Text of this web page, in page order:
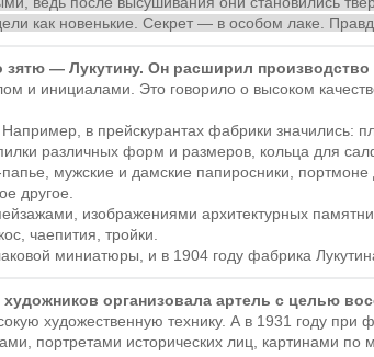
как новенькие. Секрет — в особом лаке.
зятю — Лукутину. Он расширил
и инициалами. Это говорило о высоком
в прейскурантах фабрики
различных форм и размеров, кольца для
мужские и дамские папиросники,
другое.
изображениями архитектурных
чаепития, тройки.
миниатюры, и в 1904 году фабрика
организовала артель с целью
художественную технику. А в 1931 году
портретами исторических лиц, картинами по